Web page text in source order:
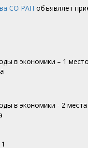
СО РАН объявляет
в экономики – 1 место
в экономики - 2 места